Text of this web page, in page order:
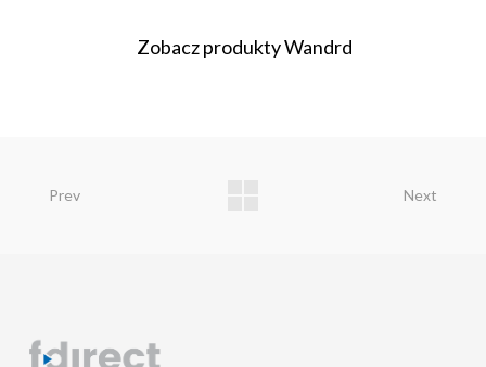
Zobacz produkty Wandrd
Prev Next